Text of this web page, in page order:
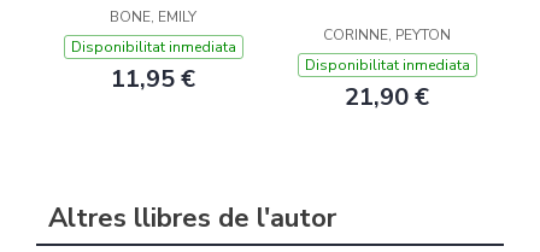
BONE, EMILY
Disponibilitat inmediata
11,95 €
CORINNE, PEYTON
Disponibilitat inmediata
21,90 €
Altres llibres de l'autor